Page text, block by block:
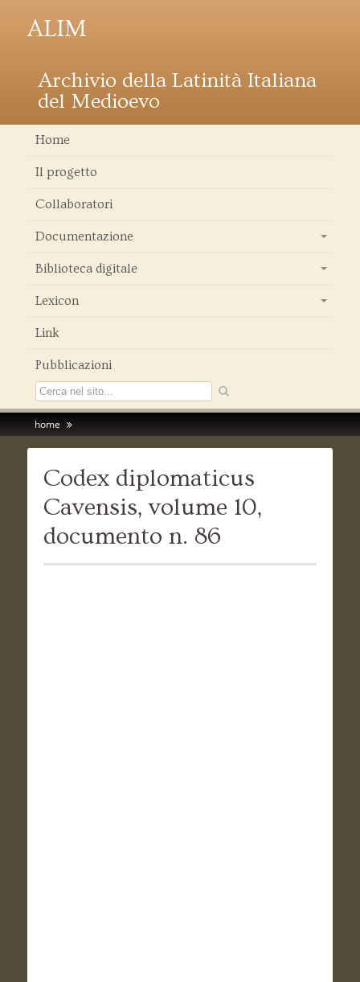
ALIM
Archivio della Latinità Italiana
del Medioevo
Home
Il progetto
Collaboratori
Documentazione
Biblioteca digitale
Lexicon
Link
Pubblicazioni
home
Codex diplomaticus
Cavensis, volume 10,
documento n. 86